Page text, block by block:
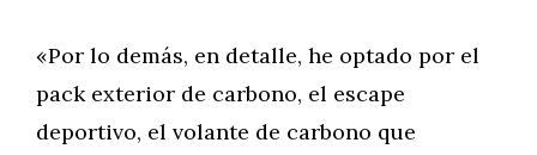
«Por lo demás, en detalle, he optado por el
pack exterior de carbono, el escape
deportivo, el volante de carbono que